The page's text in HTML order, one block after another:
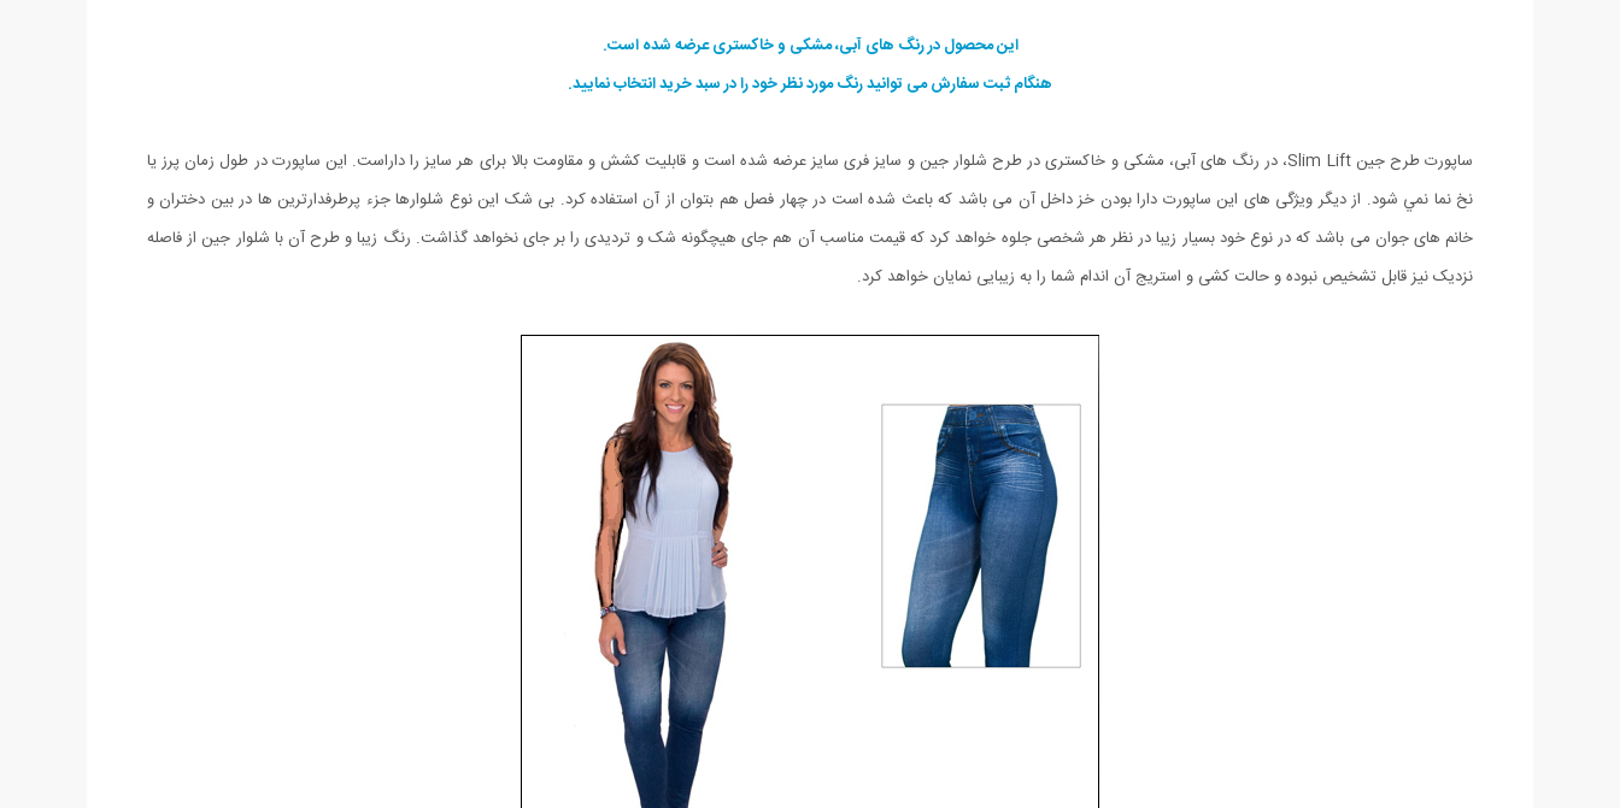
این محصول در رنگ های آبی، مشکی و خاکستری عرضه شده است.
هنگام ثبت سفارش می توانید رنگ مورد نظر خود را در سبد خرید انتخاب نمایید.
ساپورت طرح جين Slim Lift، در رنگ های آبی، مشکی و خاکستری در طرح شلوار جین و سایز فری سایز عرضه شده است و قابليت كشش و مقاومت بالا برای هر سايز را داراست. اين ساپورت در طول زمان پرز يا
نخ نما نمي شود. از ديگر ویژگی های اين ساپورت دارا بودن خز داخل آن می باشد که باعث شده است در چهار فصل هم بتوان از آن استفاده کرد. بی شک این نوع شلوارها جزء پرطرفدارترین ها در بین دختران و
خانم های جوان می باشد که در نوع خود بسیار زیبا در نظر هر شخصی جلوه خواهد کرد که قیمت مناسب آن هم جای هیچگونه شک و تردیدی را بر جای نخواهد گذاشت. رنگ زیبا و طرح آن با شلوار جین از فاصله
نزدیک نیز قابل تشخیص نبوده و حالت کشی و استریج آن اندام شما را به زیبایی نمایان خواهد کرد.